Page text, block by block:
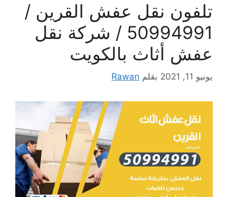
تلفون نقل عفش القرين /
50994991 / شركة نقل
عفش أثاث بالكويت
يونيو 11, 2021 بقلم Rawan